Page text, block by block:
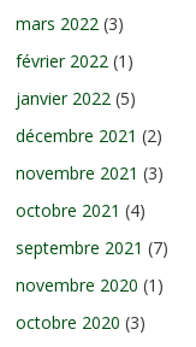
mars 2022 (3)
février 2022 (1)
janvier 2022 (5)
décembre 2021 (2)
novembre 2021 (3)
octobre 2021 (4)
septembre 2021 (7)
novembre 2020 (1)
octobre 2020 (3)